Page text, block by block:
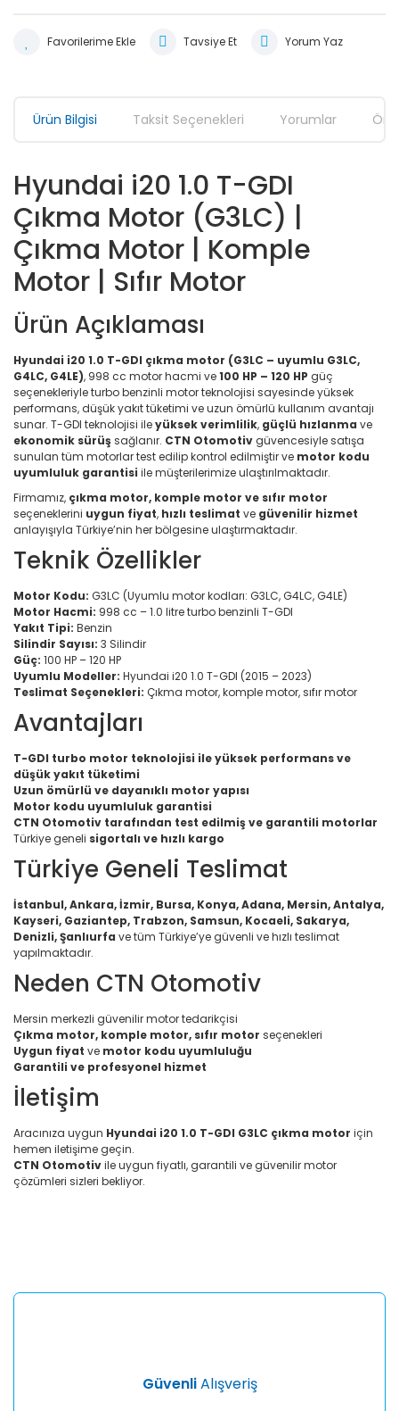
Tavsiye Et Yorum Yaz
Ürün Bilgisi Taksit Seçenekleri Yorumlar
Hyundai i20 1.0 T-GDI
Çıkma Motor (G3LC) |
Çıkma Motor | Komple
Motor | Sıfır Motor
Ürün Açıklaması
Hyundai i20 1.0 T-GDI çıkma motor (G3LC – uyumlu G3LC,
G4LC, G4LE), 998 cc motor hacmi ve100 HP – 120 HP güç
seçenekleriyle turbo benzinli motor teknolojisi sayesinde yüksek
performans, düşük yakıt tüketimi ve uzun ömürlü kullanım avantajı
sunar. T-GDI teknolojisi ileyüksek verimlilik, güçlü hızlanma ve
ekonomik sürüş sağlanır. CTN Otomotivgüvencesiyle satışa
sunulan tüm motorlar test edilip kontrol edilmiştir ve motor kodu
uyumluluk garantisi ile müşterilerimize ulaştırılmaktadır.
Firmamız, çıkma motor, komple motor ve sıfır motor
seçeneklerini uygun fiyat, hızlı teslimat ve güvenilir hizmet
anlayışıyla Türkiye’nin her bölgesine ulaştırmaktadır.
Teknik Özellikler
Motor Kodu: G3LC (Uyumlu motor kodları: G3LC, G4LC, G4LE)
Motor Hacmi: 998 cc – 1.0 litre turbo benzinli T-GDI
Yakıt Tipi: Benzin
Silindir Sayısı: 3 Silindir
Güç: 100 HP – 120 HP
Uyumlu Modeller: Hyundai i20 1.0 T-GDI (2015 – 2023)
Teslimat Seçenekleri: Çıkma motor, komple motor, sıfır motor
Avantajları
T-GDI turbo motor teknolojisi ile yüksek performans ve
düşük yakıt tüketimi
Uzun ömürlü ve dayanıklı motor yapısı
Motor kodu uyumluluk garantisi
CTN Otomotiv tarafından test edilmiş ve garantili motorlar
Türkiye geneli sigortalı ve hızlı kargo
Türkiye Geneli Teslimat
İstanbul, Ankara, İzmir, Bursa, Konya, Adana, Mersin, Antalya,
Kayseri, Gaziantep, Trabzon, Samsun, Kocaeli, Sakarya,
Denizli, Şanlıurfa ve tüm Türkiye’ye güvenli ve hızlı teslimat
yapılmaktadır.
Neden CTN Otomotiv
Mersin merkezli güvenilir motor tedarikçisi
Çıkma motor, komple motor, sıfır motor seçenekleri
Uygun fiyat ve motor kodu uyumluluğu
Garantili ve profesyonel hizmet
İletişim
Aracınıza uygun Hyundai i20 1.0 T-GDI G3LC çıkma motor için
hemen iletişime geçin.
CTN Otomotivile uygun fiyatlı, garantili ve güvenilir motor
çözümleri sizleri bekliyor.
Yorum Yaz
Ürün fiyatı diğer sitelerden daha pahalı.
GüvenliAlışveriş